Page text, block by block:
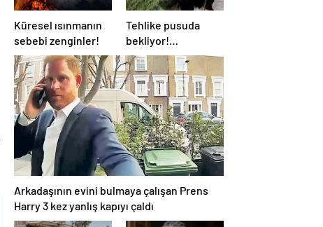
Küresel ısınmanın
sebebi zenginler!
Tehlike pusuda
bekliyor!
Almanya’da
distemper virüsü
yayılıyor: Çoğu
kurtarılamayacak!
Arkadaşının evini bulmaya çalışan Prens
Harry 3 kez yanlış kapıyı çaldı